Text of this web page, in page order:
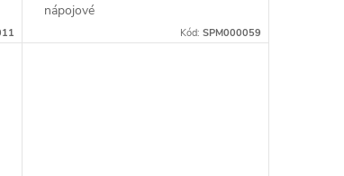
nápojové
Kód: SPM000059